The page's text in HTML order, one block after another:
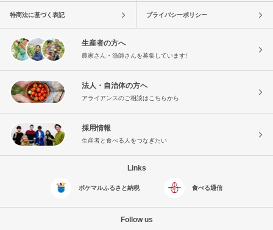
特商法に基づく表記 プライバシーポリシー
生産者の方へ
農家さん・漁師さんを募集しています!
法人・自治体の方へ
アライアンスのご相談はこちらから
採用情報
生産者と食べる人をつなぎたい
Links
ポケマルふるさと納税 食べる通信
Follow us